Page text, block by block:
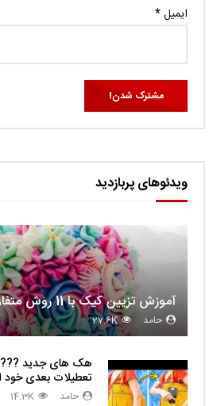
ایمیل*
ویدئوهای پربازدید
آموزش تزیین کیک با 11 روش متفاوت
حامد 27.6K
هک های جدید ??️?
تعطیلات بعدی خود
حامد 14.3K